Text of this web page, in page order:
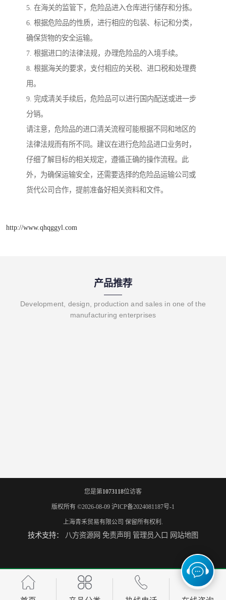
5. 在海关的监管下，危险品进入仓库进行储存和分拣。
6. 根据危险品的性质，进行相应的包装、标记和分类，
确保货物的安全运输。
7. 根据进口的法律法规，办理危险品的入境手续。
8. 根据海关的要求，支付相应的关税、进口税和处理费
用。
9. 完成清关手续后，危险品可以进行国内配送或进一步
分销。
请注意，危险品的进口清关流程可能根据不同和地区的
法律法规而有所不同。建议在进行危险品进口业务时，
仔细了解目标的相关规定，遵循正确的操作流程。此
外，为确保运输安全，还需要选择的危险品运输公司或
货代公司合作，提前准备好相关资料和文件。
http://www.qhqggyl.com
产品推荐
Development, design, production and sales in one of the
manufacturing enterprises
您是第1073118位访客
版权所有 ©2026-08-09 沪ICP备2024081187号-1
上海青禾贸易有限公司 保留所有权利.
技术支持： 八方资源网 免责声明 管理员入口 网站地图